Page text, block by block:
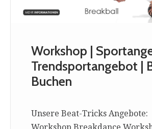
Workshop |
Trendsportangebot |
Buchen
Unsere Beat-Tricks